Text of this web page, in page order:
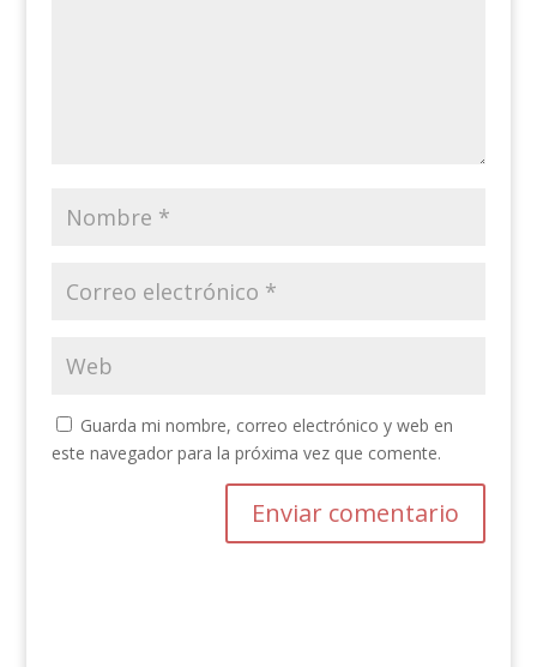
Guarda mi nombre, correo electrónico y web en
este navegador para la próxima vez que comente.